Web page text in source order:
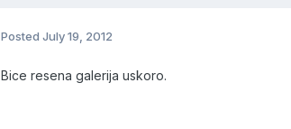
Posted July 19, 2012
Bice resena galerija uskoro.